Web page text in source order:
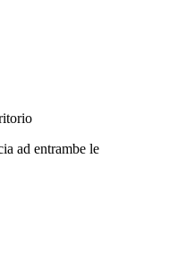
ad entrambe le